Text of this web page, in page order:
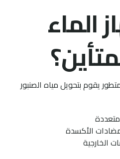
الماء
يقوم بتحويل مياه الصنبور
الأكسدة
الخارجية